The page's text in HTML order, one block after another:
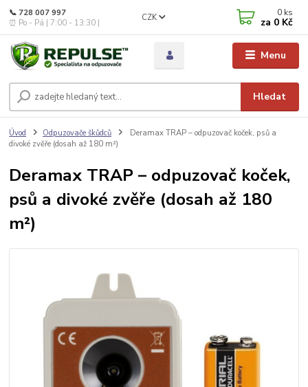
Menu
CZK
Hledat
📞 728 007 997
⏰ Po - Pá | 7:00 - 13:30 |
0 ks
za 0 Kč
Úvod Odpuzovače škůdců
Deramax TRAP – odpuzovač koček, psů a
divoké zvěře (dosah až 180 m²)
Deramax TRAP – odpuzovač koček,
psů a divoké zvěře (dosah až 180
m²)